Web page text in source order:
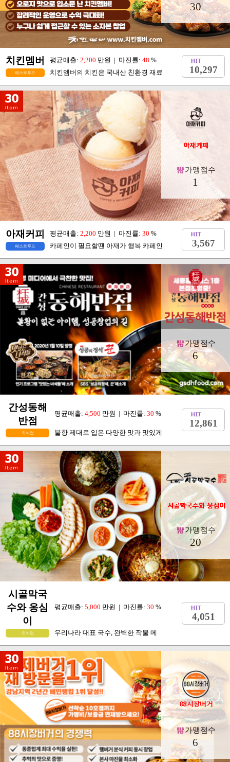
30
치킨멤버 평균매출: 2,200 만원 | 마진률: 48 %
패스트푸드 치킨멤버의 치킨은 국내산 친환경 재료 10,297
가맹점수
1
아재커피 평균매출: 2,200 만원 | 마진률: 30 %
패스트푸드 카페인이 필요할땐 아재가 행복 카페인 3,567
가맹점수
6
간성동해
반점
평균매출: 4,500 만원 | 마진률: 30 %
외식업 불향 제대로 입은 다양한 맛과 맛있게
12,861
가맹점수
20
시골막국
수와 옹심
이
평균매출: 5,000 만원 | 마진률: 30 %
외식업 우리나라 대표 국수, 완벽한 작물 메
4,051
가맹점수
6